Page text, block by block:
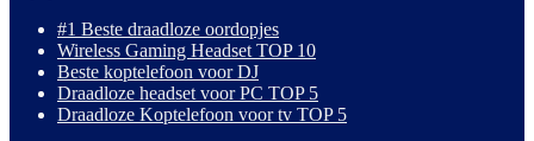
#1 Beste draadloze oordopjes
Wireless Gaming Headset TOP 10
Beste koptelefoon voor DJ
Draadloze headset voor PC TOP 5
Draadloze Koptelefoon voor tv TOP 5